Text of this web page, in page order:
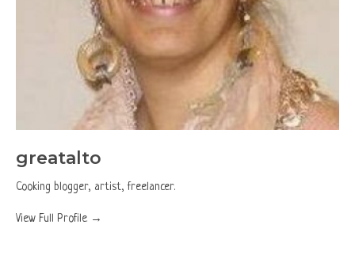
greatalto
Cooking blogger, artist, freelancer.
View Full Profile →